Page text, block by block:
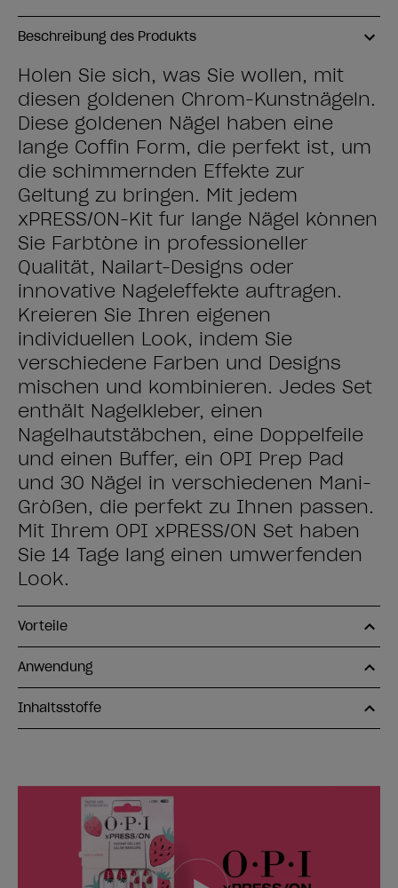
Beschreibung des Produkts
Holen Sie sich, was Sie wollen, mit
diesen goldenen Chrom-Kunstnägeln.
Diese goldenen Nägel haben eine
lange Coffin Form, die perfekt ist, um
die schimmernden Effekte zur
Geltung zu bringen. Mit jedem
xPRESS/ON-Kit für lange Nägel können
Sie Farbtöne in professioneller
Qualität, Nailart-Designs oder
innovative Nageleffekte auftragen.
Kreieren Sie Ihren eigenen
individuellen Look, indem Sie
verschiedene Farben und Designs
mischen und kombinieren. Jedes Set
enthält Nagelkleber, einen
Nagelhautstäbchen, eine Doppelfeile
und einen Buffer, ein OPI Prep Pad
und 30 Nägel in verschiedenen Mani-
Größen, die perfekt zu Ihnen passen.
Mit Ihrem OPI xPRESS/ON Set haben
Sie 14 Tage lang einen umwerfenden
Look.
Vorteile
Anwendung
Inhaltsstoffe